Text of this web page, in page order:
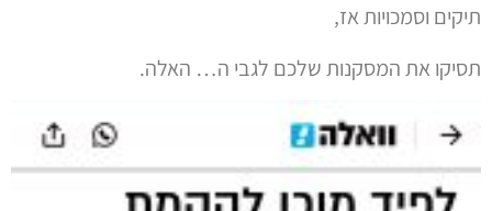
תיקים וסמכויות אז,
תסיקו את המסקנות שלכם לגבי ה… האלה.